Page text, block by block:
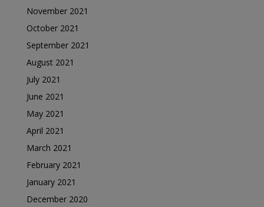
November 2021
October 2021
September 2021
August 2021
July 2021
June 2021
May 2021
April 2021
March 2021
February 2021
January 2021
December 2020